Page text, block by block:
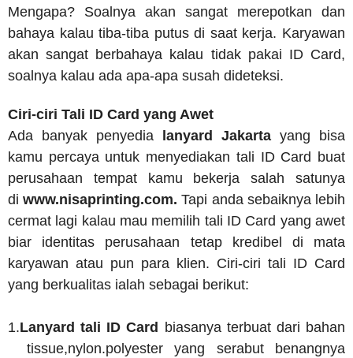
Mengapa? Soalnya akan sangat merepotkan dan
bahaya kalau tiba-tiba putus di saat kerja. Karyawan
akan sangat berbahaya kalau tidak pakai ID Card,
soalnya kalau ada apa-apa susah dideteksi.
Ciri-ciri Tali ID Card yang Awet
Ada banyak penyedia
lanyard Jakarta yang bisa
kamu percaya untuk menyediakan tali ID Card buat
perusahaan tempat kamu bekerja salah satunya
di www.nisaprinting.com. Tapi anda sebaiknya lebih
cermat lagi kalau mau memilih tali ID Card yang awet
biar identitas perusahaan tetap kredibel di mata
karyawan atau pun para klien. Ciri-ciri tali ID Card
yang berkualitas ialah sebagai berikut:
1.Lanyard tali ID Card
biasanya terbuat dari bahan
tissue,nylon.polyester yang serabut benangnya